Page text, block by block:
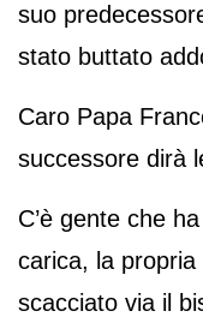
suo
stato buttato
Caro Papa
successore dirà
C’è gente che
carica, la
scacciato via il